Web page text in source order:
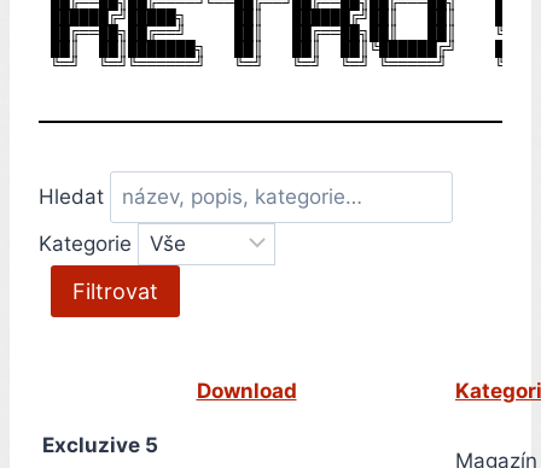
██████╔╝█████╗     ██║   ██████╔╝██║   ██║
██╔══██╗██╔══╝     ██║   ██╔══██╗██║   ██║
██║  ██║███████╗   ██║   ██║  ██║╚██████╔╝
Hledat
Kategorie
Filtrovat
Download
Excluzive 5
Magazín